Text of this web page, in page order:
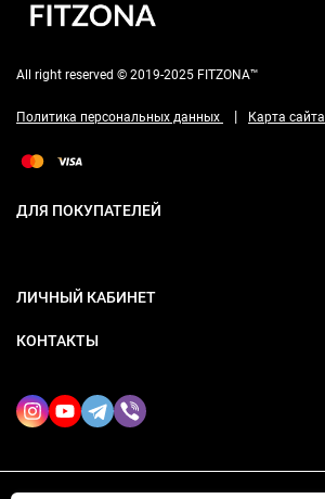
All right reserved © 2019-2025 FITZONA™
Политика персональных данных | Карта сайта
ДЛЯ ПОКУПАТЕЛЕЙ
ЛИЧНЫЙ КАБИНЕТ
КОНТАКТЫ